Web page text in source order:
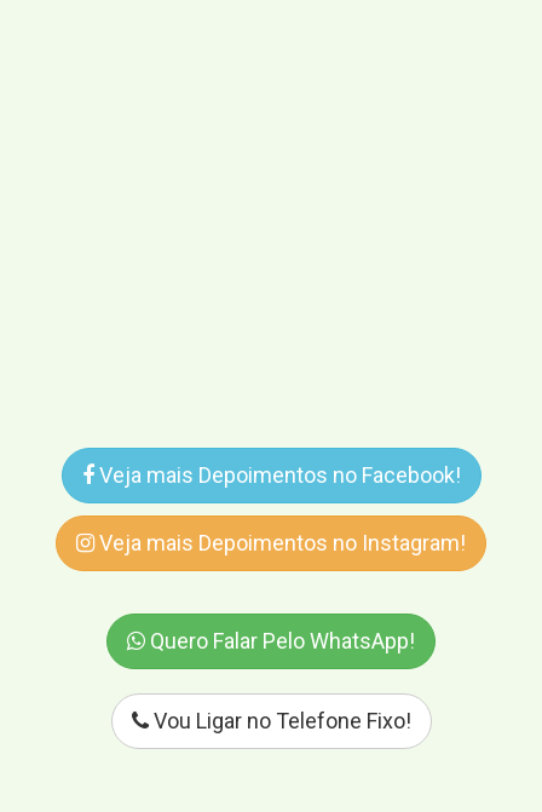
Veja mais Depoimentos no Facebook!
Veja mais Depoimentos no Instagram!
Quero Falar Pelo WhatsApp!
Vou Ligar no Telefone Fixo!